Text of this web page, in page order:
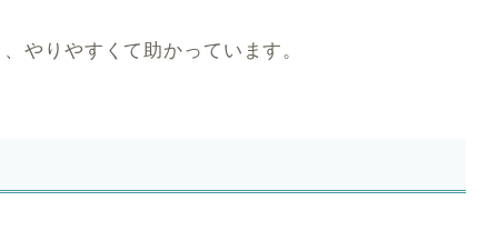
やりやすくて助かっています。